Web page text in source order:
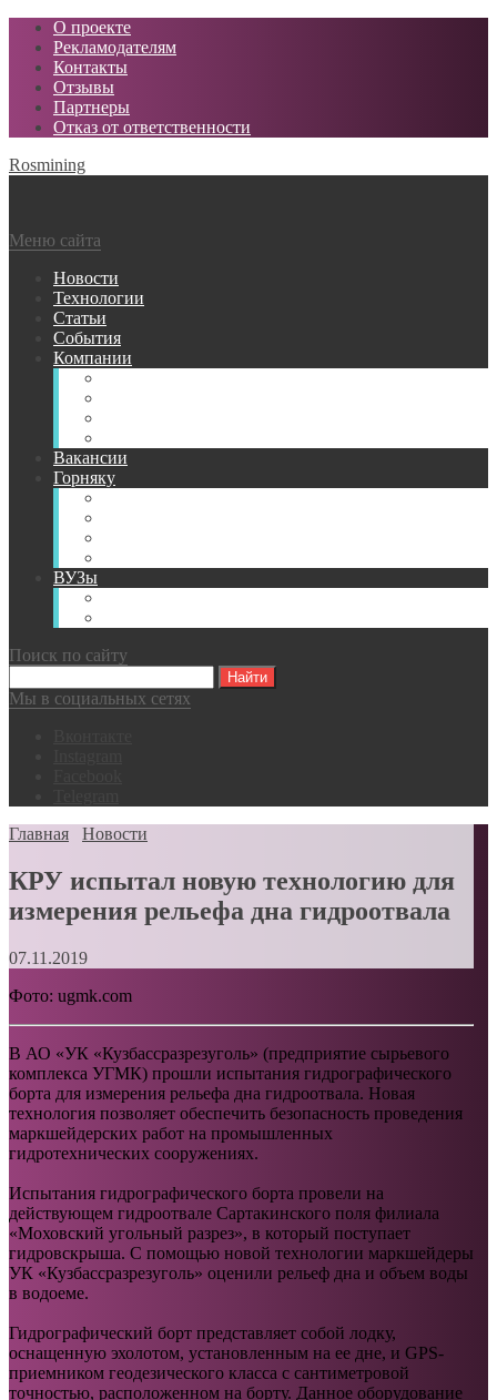
О проекте
Рекламодателям
Контакты
Отзывы
Партнеры
Отказ от ответственности
Rosmining
Меню сайта
Новости
Технологии
Статьи
События
Компании
Вакансии
Горняку
ВУЗы
Поиск по сайту
Мы в социальных сетях
Главная
Новости
КРУ испытал новую технологию для
измерения рельефа дна гидроотвала
07.11.2019
Фото: ugmk.com
В АО «УК «Кузбассразрезуголь» (предприятие сырьевого
комплекса УГМК) прошли испытания гидрографического
борта для измерения рельефа дна гидроотвала. Новая
технология позволяет обеспечить безопасность проведения
маркшейдерских работ на промышленных
гидротехнических сооружениях.
Испытания гидрографического борта провели на
действующем гидроотвале Сартакинского поля филиала
«Моховский угольный разрез», в который поступает
гидровскрыша. С помощью новой технологии маркшейдеры
УК «Кузбассразрезуголь» оценили рельеф дна и объем воды
в водоеме.
Гидрографический борт представляет собой лодку,
оснащенную эхолотом, установленным на ее дне, и GPS-
приемником геодезического класса с сантиметровой
точностью, расположенном на борту. Данное оборудование